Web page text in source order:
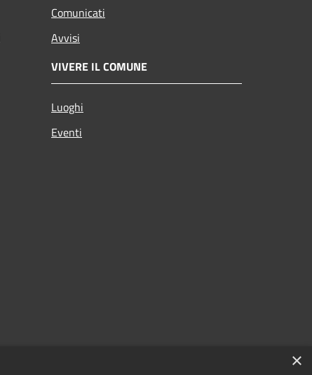
Comunicati
Avvisi
VIVERE IL COMUNE
Luoghi
Eventi
×